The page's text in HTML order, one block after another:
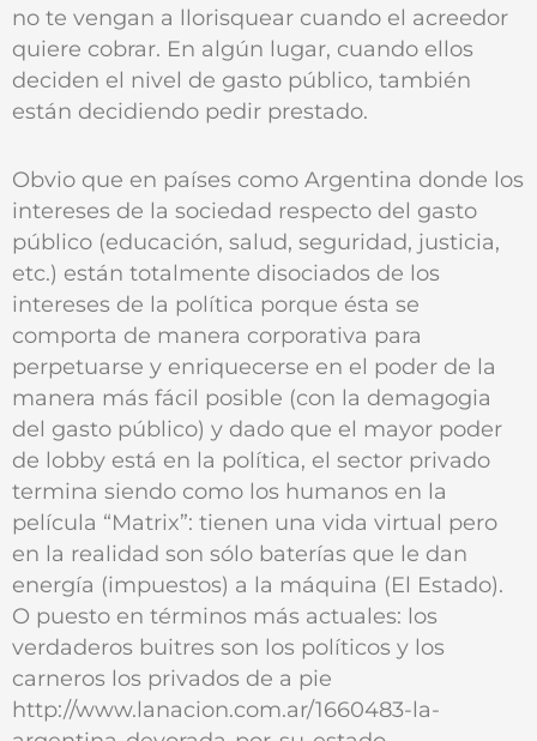
no te vengan a llorisquear cuando el acreedor
quiere cobrar. En algún lugar, cuando ellos
deciden el nivel de gasto público, también
están decidiendo pedir prestado.
Obvio que en países como Argentina donde los
intereses de la sociedad respecto del gasto
público (educación, salud, seguridad, justicia,
etc.) están totalmente disociados de los
intereses de la política porque ésta se
comporta de manera corporativa para
perpetuarse y enriquecerse en el poder de la
manera más fácil posible (con la demagogia
del gasto público) y dado que el mayor poder
de lobby está en la política, el sector privado
termina siendo como los humanos en la
película “Matrix”: tienen una vida virtual pero
en la realidad son sólo baterías que le dan
energía (impuestos) a la máquina (El Estado).
O puesto en términos más actuales: los
verdaderos buitres son los políticos y los
carneros los privados de a pie
http://www.lanacion.com.ar/1660483-la-